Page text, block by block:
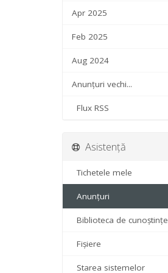
Apr 2025
Feb 2025
Aug 2024
Anunțuri vechi...
Flux RSS
Asistență
Tichetele mele
Anunțuri
Biblioteca de cunoștințe
Fișiere
Starea sistemelor